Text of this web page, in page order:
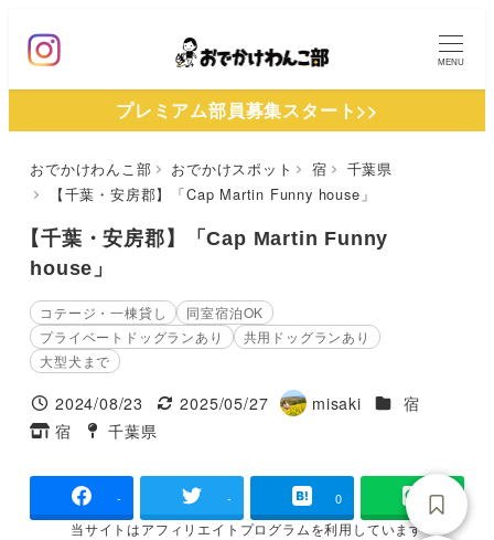
ン
MENU
プレミアム部員募集スタート>>
おでかけわんこ部 おでかけスポット 宿
千葉県
【千葉・安房郡】「Cap Martin Funny house」
【千葉・安房郡】「Cap Martin Funny
house」
コテージ・一棟貸し
同室宿泊OK
プライベートドッグランあり
共用ドッグランあり
大型犬まで
投稿日
2024/08/23
更新日
2025/05/27
著
misaki 施設ジャンル
宿
タグ
宿
タグ
千葉県
- - 0
当サイトはアフィリエイトプログラムを利用しています